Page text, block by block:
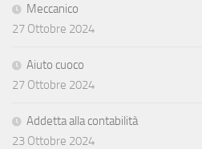
Meccanico
27 Ottobre 2024
Aiuto cuoco
27 Ottobre 2024
Addetta alla contabilità
23 Ottobre 2024